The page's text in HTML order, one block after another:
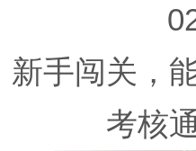
新手闯关，
考核